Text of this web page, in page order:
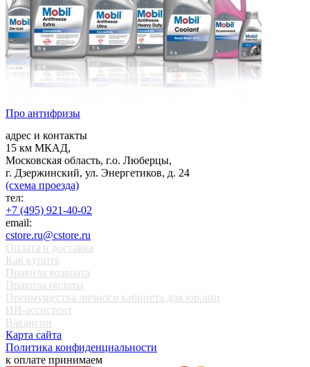
Про антифризы
адрес и контакты
15 км МКАД,
Московская область, г.о. Люберцы,
г. Дзержинский, ул. Энергетиков, д. 24
(схема проезда)
тел:
+7 (495) 921-40-02
email:
cstore.ru@cstore.ru
Оплата и доставка
Как купить
Правила возврата
Правила оплаты
Преимущества личного кабинета для юр.лиц
ИИ-ассистент
Вакансии
Карта сайта
Политика конфиденциальности
к оплате принимаем